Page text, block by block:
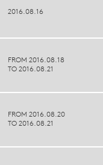
2016.08.16
FROM 2016.08.18
TO 2016.08.21
FROM 2016.08.20
TO 2016.08.21